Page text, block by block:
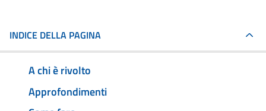
INDICE DELLA PAGINA
A chi è rivolto
Approfondimenti